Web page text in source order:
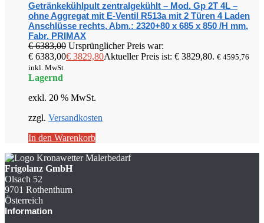
Getränkekühlpult zentralgekühlt – Mod. Gp 2T 4L –
ohne Aggregat mit E-Ventil R513a mit 2 Türen 4 Laden
Anschlüsse rechts, Abm.: 2320+80 x 685 x 850 /H mm,
Fabr. PRIMAX
€6383,00 Ursprünglicher Preis war:
€ 6383,00€ 3829,80Aktueller Preis ist: € 3829,80. € 4595,76
inkl. MwSt
Lagernd
exkl. 20 % MwSt.
zzgl. Versandkosten
In den Warenkorb
Frigolanz GmbH
Olsach 52
9701 Rothenthurn
Österreich
Information